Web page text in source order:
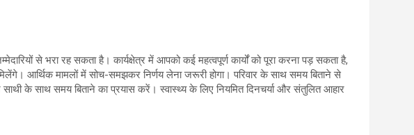
से भरा रह सकता है। कार्यक्षेत्र में आपको कई महत्वपूर्ण कार्यों को पूरा करना पड़ सकता है,
आर्थिक मामलों में सोच-समझकर निर्णय लेना जरूरी होगा। परिवार के साथ समय बिताने से
साथी के साथ समय बिताने का प्रयास करें। स्वास्थ्य के लिए नियमित दिनचर्या और संतुलित आहार